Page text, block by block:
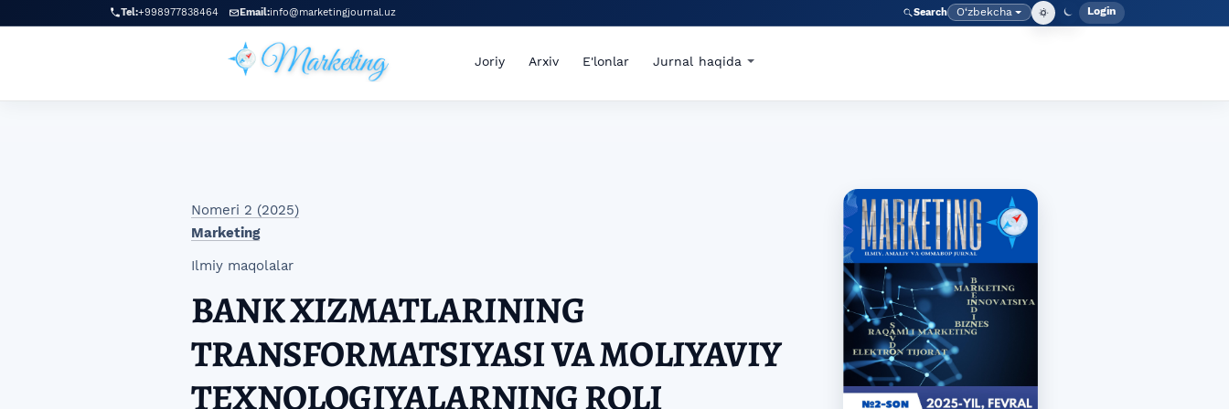
Skip to main navigation menu
Skip to main content
Skip to site footer
Tel:+998977838464 Email:info@marketingjournal.uz Search Language
O‘zbekcha Admin
Login
Joriy Arxiv E'lonlar Jurnal haqida
Nomeri 2 (2025)
Marketing
Ilmiy maqolalar
BANK XIZMATLARINING
TRANSFORMATSIYASI VA MOLIYAVIY
TEXNOLOGIYALARNING ROLI